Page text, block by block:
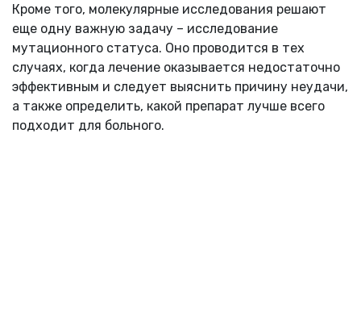
Кроме того, молекулярные исследования решают
еще одну важную задачу – исследование
мутационного статуса. Оно проводится в тех
случаях, когда лечение оказывается недостаточно
эффективным и следует выяснить причину неудачи,
а также определить, какой препарат лучше всего
подходит для больного.